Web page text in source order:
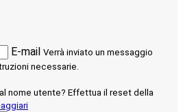
E-mail Verrà inviato un messaggio
necessarie.
nome utente? Effettua il reset della